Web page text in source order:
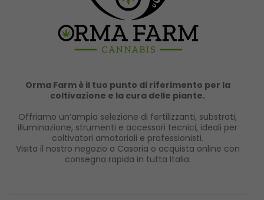
Orma Farm è il tuo punto di riferimento per la
coltivazione e la cura delle piante.
Offriamo un’ampia selezione di fertilizzanti, substrati,
illuminazione, strumenti e accessori tecnici, ideali per
coltivatori amatoriali e professionisti.
Visita il nostro negozio a Casoria o acquista online con
consegna rapida in tutta Italia.